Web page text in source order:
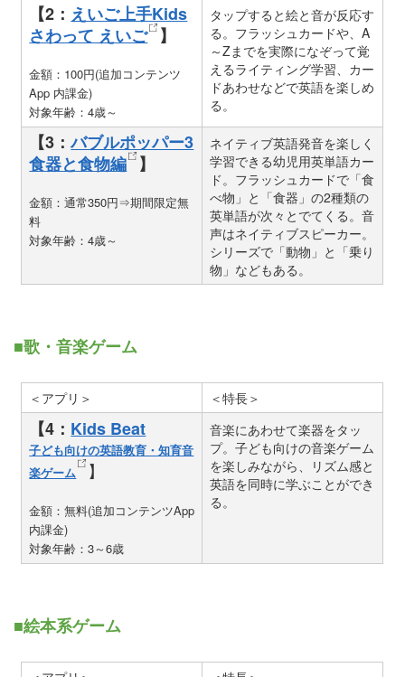
【2： えいご上手Kids
さわって えいご 】
金額：100円(追加コンテンツ
App 内課金)
対象年齢：4歳～
タップすると絵と音が反応す
る。フラッシュカードや、A
～Zまでを実際になぞって覚
えるライティング学習、カー
ドあわせなどで英語を楽しめ
る。
【3：バブルポッパー3
食器と食物編 】
金額：通常350円⇒期間限定無
料
対象年齢：4歳～
ネイティブ英語発音を楽しく
学習できる幼児用英単語カー
ド。フラッシュカードで「食
べ物」と「食器」の2種類の
英単語が次々とでてくる。音
声はネイティブスピーカー。
シリーズで「動物」と「乗り
物」などもある。
■歌・音楽ゲーム
＜アプリ＞ ＜特長＞
【4： Kids Beat
子ども向けの英語教育・知育音
楽ゲーム
】
金額：無料(追加コンテンツApp
内課金)
対象年齢：3～6歳
音楽にあわせて楽器をタッ
プ。子ども向けの音楽ゲーム
を楽しみながら、リズム感と
英語を同時に学ぶことができ
る。
■絵本系ゲーム